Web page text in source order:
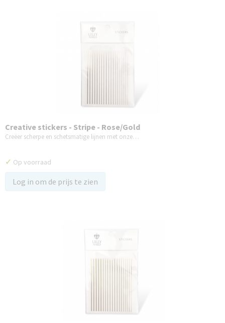
Creative stickers - Stripe - Rose/Gold
Creëer scherpe en schetsmatige lijnen met onze…
✓ Op voorraad
Log in om de prijs te zien